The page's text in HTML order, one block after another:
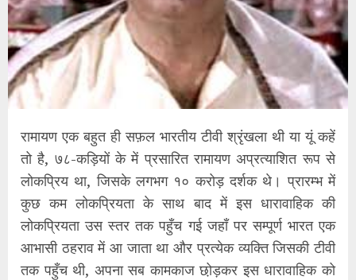
रामायण एक बहुत ही सफ़ल भारतीय टीवी श्रृंखला थी या यूं कहें
तो है, ७८-कड़ियों के में प्रसारित रामायण अप्रत्याशित रूप से
लोकप्रिय था, जिसके लगभग १० करोड़ दर्शक थे। प्रारम्भ में
कुछ कम लोकप्रियता के साथ बाद में इस धारावाहिक की
लोकप्रियता उस स्तर तक पहुँच गई जहाँ पर सम्पूर्ण भारत एक
आभासी ठहराव में आ जाता था और प्रत्येक व्यक्ति जिसकी टीवी
तक पहुँच थी, अपना सब कामकाज छो़ड़कर इस धारावाहिक को